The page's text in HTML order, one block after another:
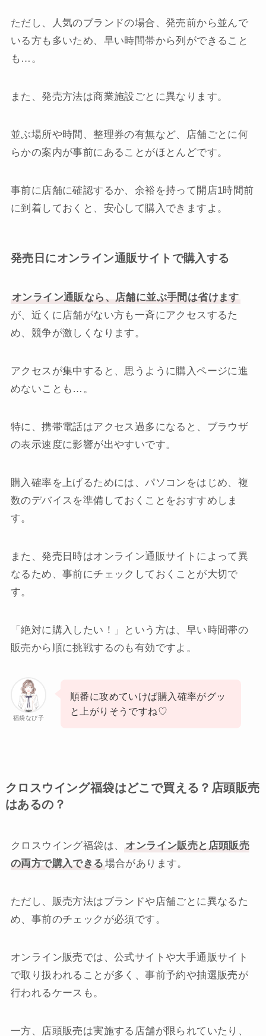
ただし、人気のブランドの場合、発売前から並んで
いる方も多いため、早い時間帯から列ができること
も…。
また、発売方法は商業施設ごとに異なります。
並ぶ場所や時間、整理券の有無など、店舗ごとに何
らかの案内が事前にあることがほとんどです。
事前に店舗に確認するか、余裕を持って開店1時間前
に到着しておくと、安心して購入できますよ。
発売日にオンライン通販サイトで購入する
オンライン通販なら、店舗に並ぶ手間は省けます
が、近くに店舗がない方も一斉にアクセスするた
め、競争が激しくなります。
アクセスが集中すると、思うように購入ページに進
めないことも…。
特に、携帯電話はアクセス過多になると、ブラウザ
の表示速度に影響が出やすいです。
購入確率を上げるためには、パソコンをはじめ、複
数のデバイスを準備しておくことをおすすめしま
す。
また、発売日時はオンライン通販サイトによって異
なるため、事前にチェックしておくことが大切で
す。
「絶対に購入したい！」という方は、早い時間帯の
販売から順に挑戦するのも有効ですよ。
福袋なび子
順番に攻めていけば購入確率がグッ
と上がりそうですね♡
クロスウイング福袋はどこで買える？店頭販売
はあるの？
クロスウイング福袋は、
オンライン販売と店頭販売
の両方で購入できる 場合があります。
ただし、販売方法はブランドや店舗ごとに異なるた
め、事前のチェックが必須です。
オンライン販売では、公式サイトや大手通販サイト
で取り扱われることが多く、事前予約や抽選販売が
行われるケースも。
一方、店頭販売は実施する店舗が限られていたり、